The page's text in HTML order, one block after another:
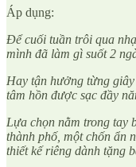
Áp dụng:
Để cuối tuần trôi qua
mình đã làm gì suốt 2
Hay tận hưởng từng
tâm hồn được sạc đầy
Lựa chọn nằm trong tay
thành phố, một chốn ẩn
thiết kế riêng dành tặng